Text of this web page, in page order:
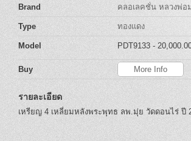
Brand คลอเลคชั่น หลวงพ่อ
Type ทองแดง
Model PDT9133 -
Buy More Info
รายละเอียด
เหรียญ 4 เหลี่ยมหลังพระพุทธ ลพ.มุ่ย วัดดอนไร่ ปี